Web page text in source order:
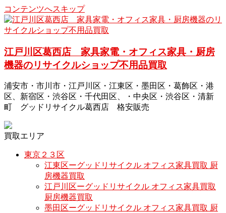
コンテンツへスキップ
江戸川区葛西店 家具家電・オフィス家具・厨房
機器のリサイクルショップ不用品買取
浦安市・市川市・江戸川区・江東区・墨田区・葛飾区・港
区、新宿区・渋谷区・千代田区、・中央区・渋谷区・清新
町 グッドリサイクル葛西店 格安販売
買取エリア
東京２３区
江東区ーグッドリサイクル オフィス家具買取 厨
房機器買取
江戸川区ーグッドリサイクル オフィス家具買取
厨房機器買取
墨田区ーグッドリサイクル オフィス家具買取 厨